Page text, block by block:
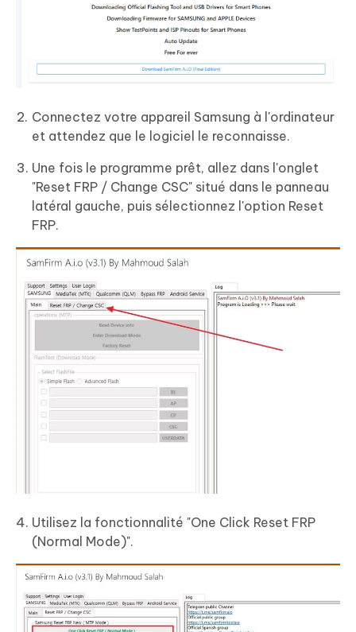
Connectez votre appareil Samsung à l'ordinateur
et attendez que le logiciel le reconnaisse.
Une fois le programme prêt, allez dans l'onglet
"Reset FRP / Change CSC" situé dans le panneau
latéral gauche, puis sélectionnez l'option Reset
FRP.
Utilisez la fonctionnalité "One Click Reset FRP
(Normal Mode)".